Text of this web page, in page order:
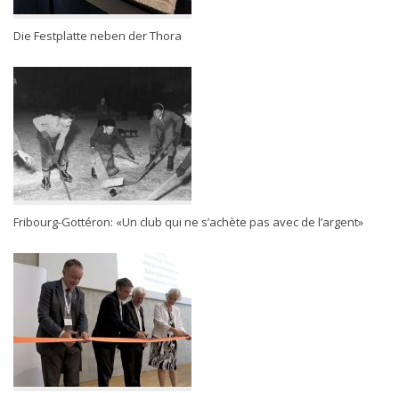
Die Festplatte neben der Thora
Fribourg-Gottéron: «Un club qui ne s’achète pas avec de l’argent»